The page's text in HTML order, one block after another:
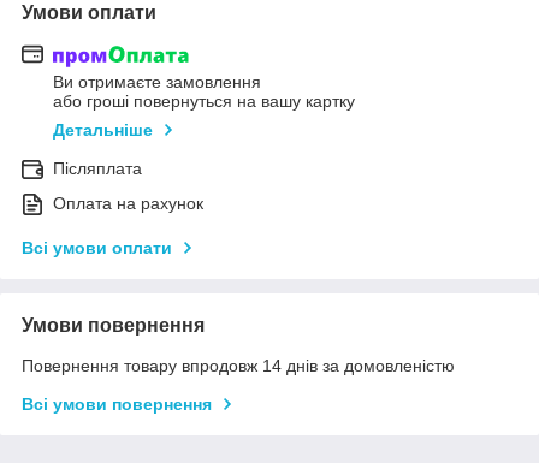
Умови оплати
Ви отримаєте замовлення
або гроші повернуться на вашу картку
Детальніше
Післяплата
Оплата на рахунок
Всі умови оплати
Умови повернення
Повернення товару впродовж 14 днів за домовленістю
Всі умови повернення